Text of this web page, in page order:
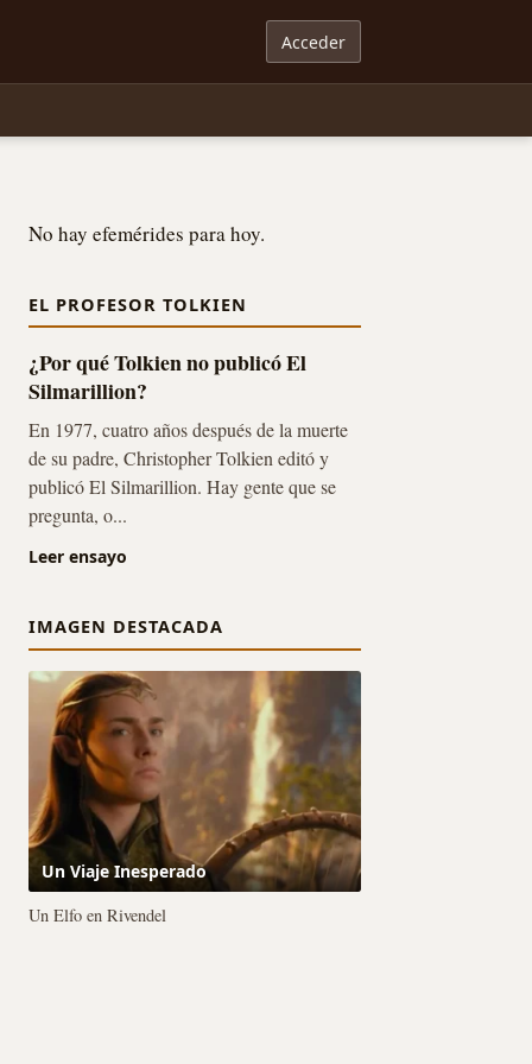
Acceder
No hay efemérides para hoy.
EL PROFESOR TOLKIEN
¿Por qué Tolkien no publicó El
Silmarillion?
En 1977, cuatro años después de la muerte
de su padre, Christopher Tolkien editó y
publicó El Silmarillion. Hay gente que se
pregunta, o...
Leer ensayo
IMAGEN DESTACADA
Un Viaje Inesperado
Un Elfo en Rivendel